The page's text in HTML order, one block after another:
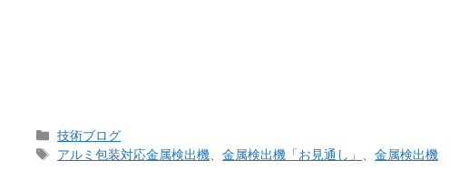
カ
テ
技術ブログ
タ
アルミ包装対応金属検出機 、金属検出機「お見通し」 、金属検出機